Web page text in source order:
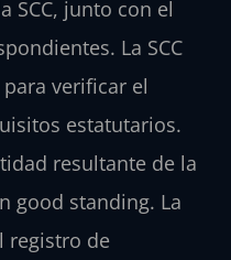
SCC, junto con el
La SCC
verificar el
estatutarios.
resultante de la
good standing. La
registro de